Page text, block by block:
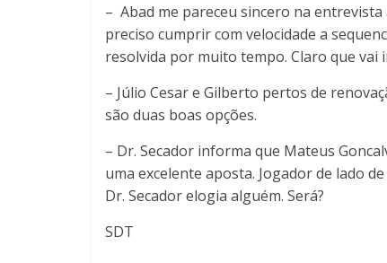
– Abad me pareceu sincero na
preciso cumprir com velocidade a
resolvida por muito tempo. Claro que vai
– Júlio Cesar e Gilberto pertos de
são duas boas opções.
– Dr. Secador informa que Mateus
uma excelente aposta. Jogador de lado
Dr. Secador elogia alguém. Será?
SDT